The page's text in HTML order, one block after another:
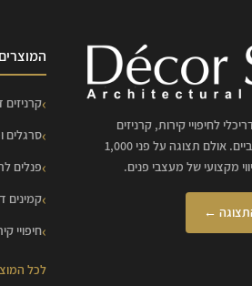
לחיפויי קירות, קרניזים
ופרופילים דקורטיביים. אולם תצוגה על פני 1,000
מקצועי של מעצבי פנים.
←
קרניזים
סרגלים
פנלים
קמינים
חיפויי
לכל